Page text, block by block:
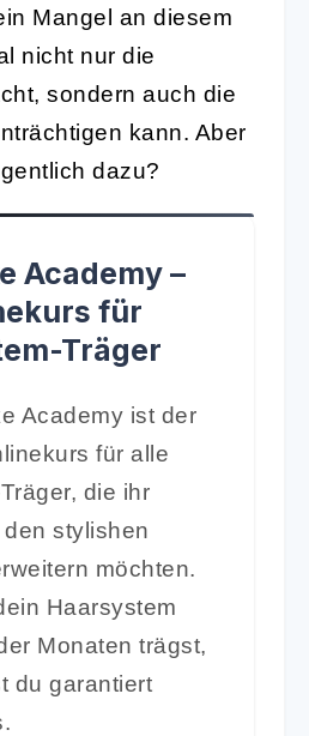
Mangel an diesem
nicht nur die
sondern auch die
kann. Aber
dazu?
Academy –
für
Träger
Academy ist der
für alle
die ihr
stylishen
möchten.
Haarsystem
Monaten trägst,
du garantiert